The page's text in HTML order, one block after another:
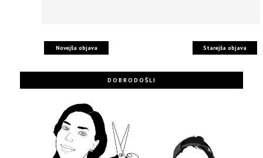
Novejša objava Starejša objava
DOBRODOŠLI